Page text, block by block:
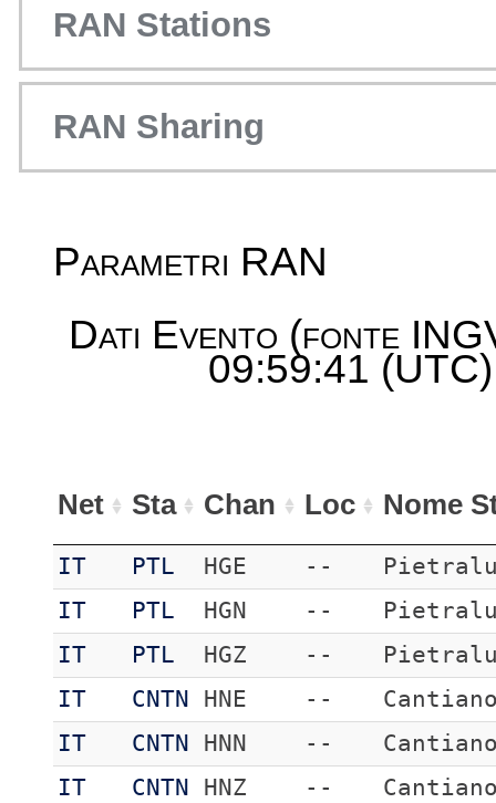
RAN Stations
RAN Sharing
Parametri RAN
Dati Evento (fonte
09:59:41
Net Sta Chan Loc Nome
IT PTL HGE --
IT
PTL HGN --
IT
PTL HGZ --
IT
CNTN HNE --
IT
CNTN HNN --
IT
CNTN HNZ --